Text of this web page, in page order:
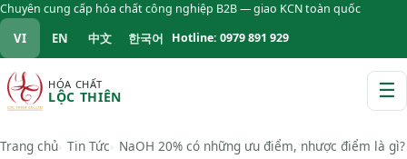
Chuyên cung cấp hóa chất công nghiệp B2B — giao KCN toàn quốc
VI EN 中文 한국어 Hotline: 0979 891 929
HÓA CHẤT
LỘC THIÊN ☰
Trang chủ Tin Tức NaOH 20% có những ưu điểm, nhược điểm là gì?